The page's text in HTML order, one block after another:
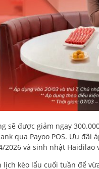
sẽ được giảm ngay
qua Payoo POS. Ưu
2026 và sinh nhật
lịch kèo lẩu cuối tuần để